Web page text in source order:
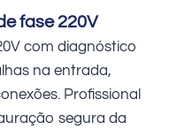
fase 220V
com diagnóstico
na entrada,
Profissional
segura da